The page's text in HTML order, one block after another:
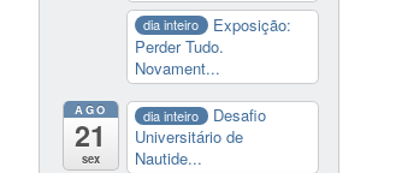
dia inteiro
Exposição:
Perder Tudo.
Novament...
AGO
21
sex
dia inteiro
Desafio
Universitário de
Nautide...